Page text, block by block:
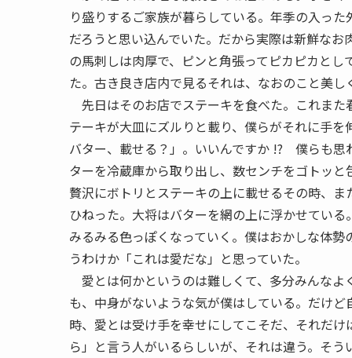
り盛りするご家族が暮らしている。年季の入っ
だろうと思い込んでいた。だから実際は新鮮な
の馬刺しは肉厚で、ピンと角張ってピカピカと
た。古き良き店内で見るそれは、なおのこと美し
先日はそのお店でステーキを食べた。これま
テーキが大皿にズルりと載り、僕らがそれに手
バター、載せる？」。いいんですか !? 僕らも思
ターを冷蔵庫から取り出し、数センチをゴトッ
贅沢にボトリとステーキの上に載せるその時、
ひねった。大将はバターを網の上に浮かせてい
みるみる色っぽくなっていく。僕はおかしな体
うわけか「これは愛だな」と思っていた。
愛とは何かというのは難しくて、多分みんな
も、中身がないような気が僕はしている。だけ
時、愛とは受け手を幸せにしてこそだ、それだ
ら」と言う人がいるらしいが、それは違う。そ